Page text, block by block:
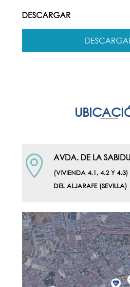
DESCARGAR
 AVDA. DE LA
(VIVIENDA 4.1, 4.2 Y
DEL ALJARAFE (SEVILLA)